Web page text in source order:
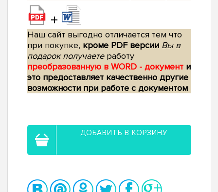
+
Наш сайт выгодно отличается тем что
при покупке, кроме PDF версии Вы в
подарок получаетеработу
преобразованную в WORD - документ и
это предоставляет качественно другие
возможности при работе с документом
ДОБАВИТЬ В КОРЗИНУ